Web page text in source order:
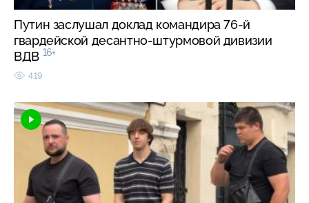
Путин заслушал доклад командира 76-й
гвардейской десантно-штурмовой дивизии
ВДВ 16+
419